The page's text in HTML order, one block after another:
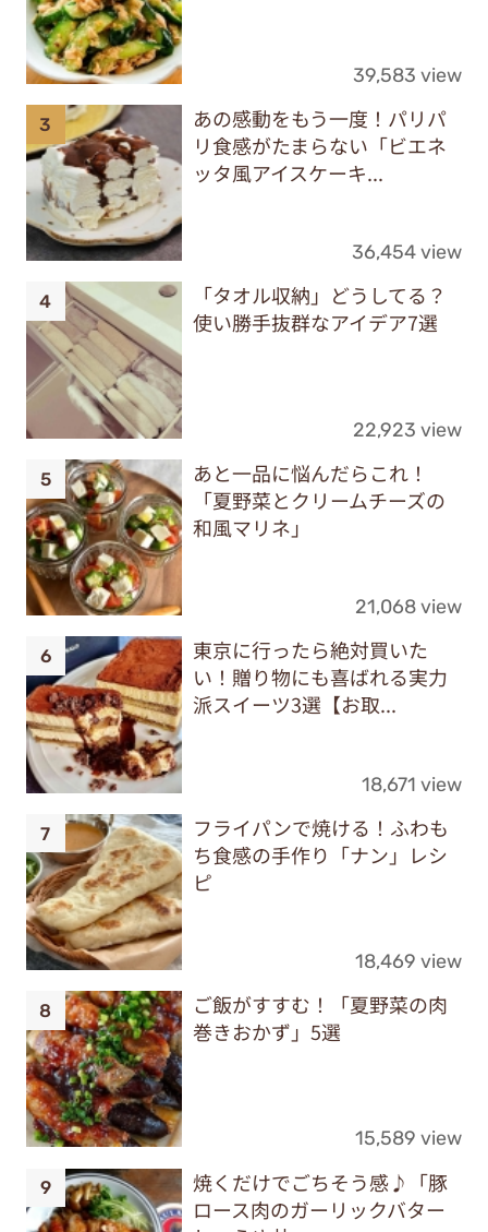
39,583 view
あの感動をもう一度！パリパ
リ食感がたまらない「ビエネ
ッタ風アイスケーキ...
36,454 view
「タオル収納」どうしてる？
使い勝手抜群なアイデア7選
22,923 view
あと一品に悩んだらこれ！
「夏野菜とクリームチーズの
和風マリネ」
21,068 view
東京に行ったら絶対買いた
い！贈り物にも喜ばれる実力
派スイーツ3選【お取...
18,671 view
フライパンで焼ける！ふわも
ち食感の手作り「ナン」レシ
ピ
18,469 view
ご飯がすすむ！「夏野菜の肉
巻きおかず」5選
15,589 view
焼くだけでごちそう感♪「豚
ロース肉のガーリックバター